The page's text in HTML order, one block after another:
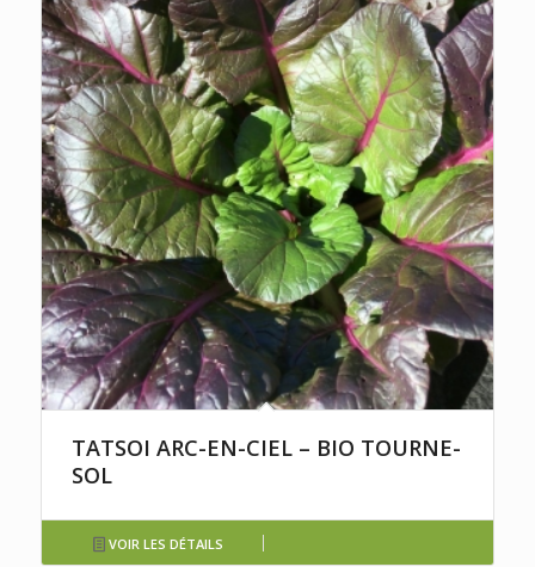
TATSOI ARC-EN-CIEL – BIO TOURNE-
SOL
VOIR LES DÉTAILS